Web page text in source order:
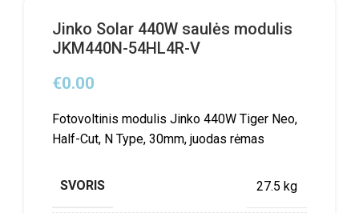
Jinko Solar 440W saulės modulis
JKM440N-54HL4R-V
€0.00
Fotovoltinis modulis Jinko 440W Tiger Neo,
Half-Cut, N Type, 30mm, juodas rėmas
SVORIS 27.5 kg